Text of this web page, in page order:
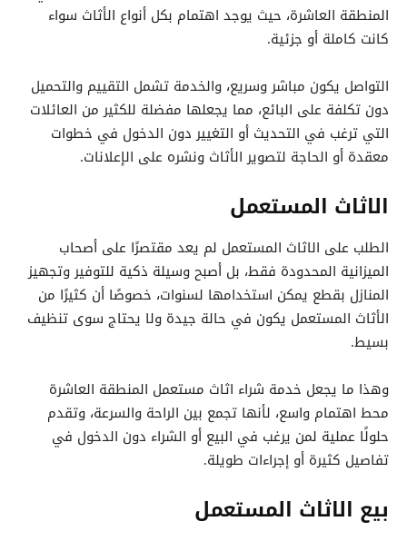
المنطقة العاشرة، حيث يوجد اهتمام بكل أنواع الأثاث سواء
كانت كاملة أو جزئية.
التواصل يكون مباشر وسريع، والخدمة تشمل التقييم والتحميل
دون تكلفة على البائع، مما يجعلها مفضلة للكثير من العائلات
التي ترغب في التحديث أو التغيير دون الدخول في خطوات
معقدة أو الحاجة لتصوير الأثاث ونشره على الإعلانات.
الاثاث المستعمل
الطلب على الاثاث المستعمل لم يعد مقتصرًا على أصحاب
الميزانية المحدودة فقط، بل أصبح وسيلة ذكية للتوفير وتجهيز
المنازل بقطع يمكن استخدامها لسنوات، خصوصًا أن كثيرًا من
الأثاث المستعمل يكون في حالة جيدة ولا يحتاج سوى تنظيف
بسيط.
وهذا ما يجعل خدمة شراء اثاث مستعمل المنطقة العاشرة
محط اهتمام واسع، لأنها تجمع بين الراحة والسرعة، وتقدم
حلولًا عملية لمن يرغب في البيع أو الشراء دون الدخول في
تفاصيل كثيرة أو إجراءات طويلة.
بيع الاثاث المستعمل